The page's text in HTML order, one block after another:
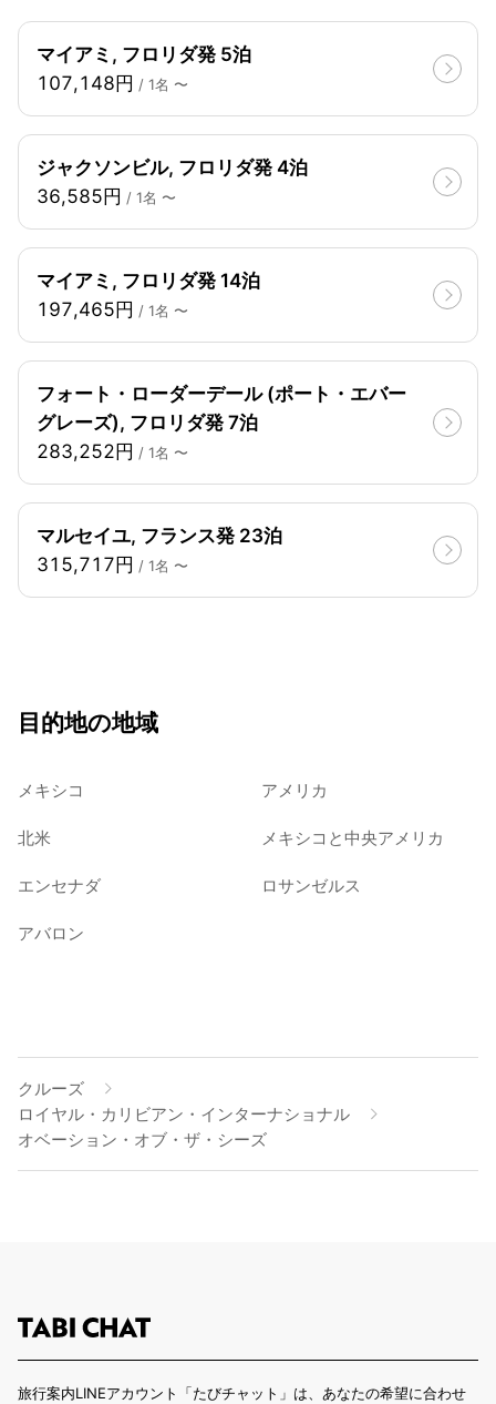
マイアミ, フロリダ発 5泊
107,148円 / 1名 〜
ジャクソンビル, フロリダ発 4泊
36,585円 / 1名 〜
マイアミ, フロリダ発 14泊
197,465円 / 1名 〜
フォート・ローダーデール (ポート・エバー
グレーズ), フロリダ発 7泊
283,252円 / 1名 〜
マルセイユ, フランス発 23泊
315,717円 / 1名 〜
目的地の地域
メキシコ アメリカ
北米 メキシコと中央アメリカ
エンセナダ ロサンゼルス
アバロン
クルーズ
ロイヤル・カリビアン・インターナショナル
オベーション・オブ・ザ・シーズ
旅行案内LINEアカウント「たびチャット」は、あなたの希望に合わせ